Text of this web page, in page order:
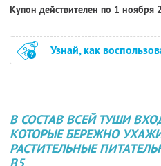
Купон действителен по 1 ноября
Узнай, как
В СОСТАВ ВСЕЙ ТУШИ
КОТОРЫЕ БЕРЕЖНО
РАСТИТЕЛЬНЫЕ
В5